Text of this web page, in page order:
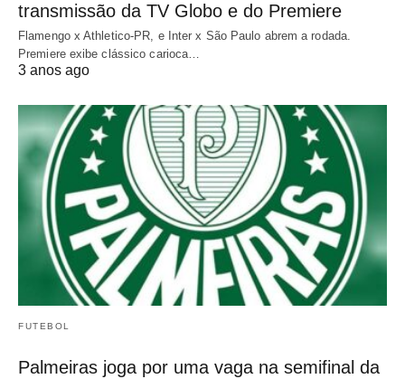
transmissão da TV Globo e do Premiere
Flamengo x Athletico-PR, e Inter x São Paulo abrem a rodada.
Premiere exibe clássico carioca…
3 anos ago
FUTEBOL
Palmeiras joga por uma vaga na semifinal da